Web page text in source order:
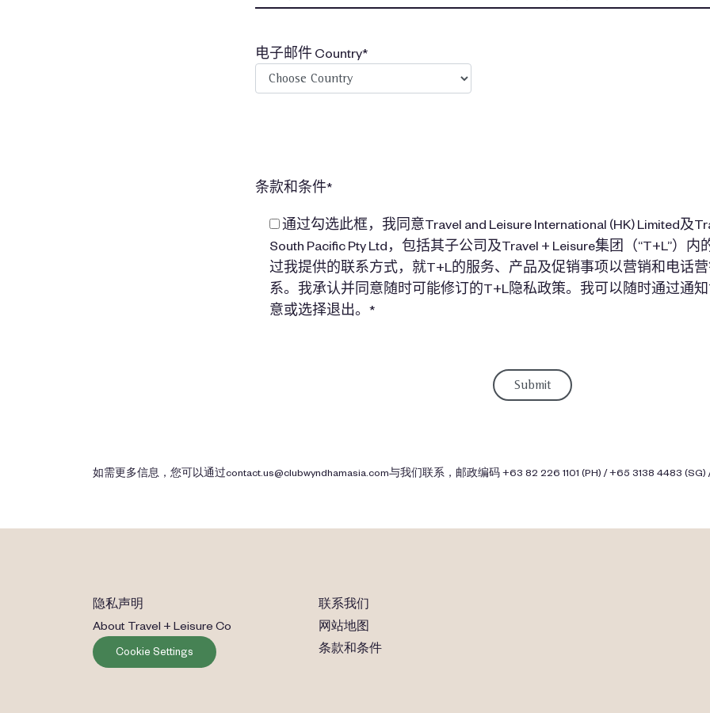
电子邮件 Country*
条款和条件*
通过勾选此框，我同意Travel and Leisure International (HK) Limited及
South Pacific Pty Ltd，包括其子公司及Travel + Leisure集团（“T+L”）
过我提供的联系方式，就T+L的服务、产品及促销事项以营销和电话
系。我承认并同意随时可能修订的T+L隐私政策。我可以随时通过通
意或选择退出。*
如需更多信息，您可以通过contact.us@clubwyndhamasia.com与我们联系，邮政编码 +63 82 226 1101 (PH) / +65 3138 4483
隐私声明
About Travel + Leisure Co
Cookie Settings
联系我们
网站地图
条款和条件